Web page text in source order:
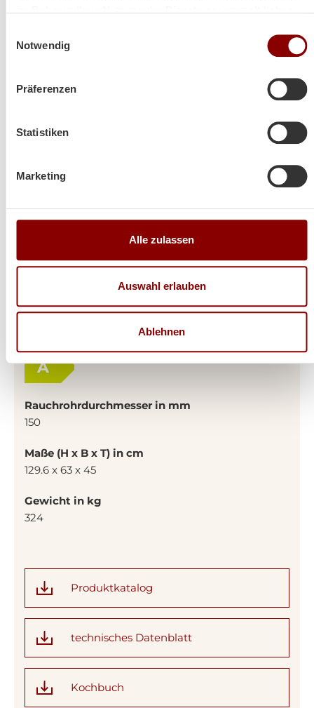
Notwendig
Präferenzen
Statistiken
Marketing
Alle zulassen
Auswahl erlauben
Ablehnen
Produktdetails
8
A
Rauchrohrdurchmesser in mm
150
Maße (H x B x T) in cm
129.6 x 63 x 45
Gewicht in kg
324
Produktkatalog
technisches Datenblatt
Kochbuch